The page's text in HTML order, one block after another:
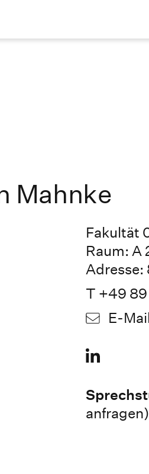
Mahnke
Fakultät
Raum: A
T +49 89
E-
anfragen)